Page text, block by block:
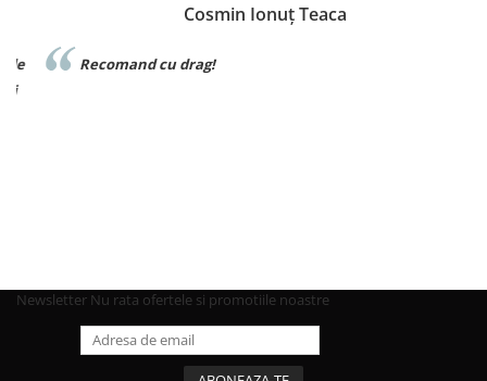
Cosmin Ionuț Teaca
Recomand cu drag!
Newsletter Nu rata ofertele si promotiile noastre